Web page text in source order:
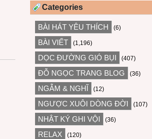
Categories
BÀI HÁT YÊU THÍCH (6)
BÀI VIẾT (1,196)
DỌC ĐƯỜNG GIÓ BỤI (407)
ĐỖ NGỌC TRANG BLOG (36)
NGẪM & NGHĨ (12)
NGƯỢC XUÔI DÒNG ĐỜI (107)
NHẬT KÝ GHI VỘI (36)
RELAX (120)